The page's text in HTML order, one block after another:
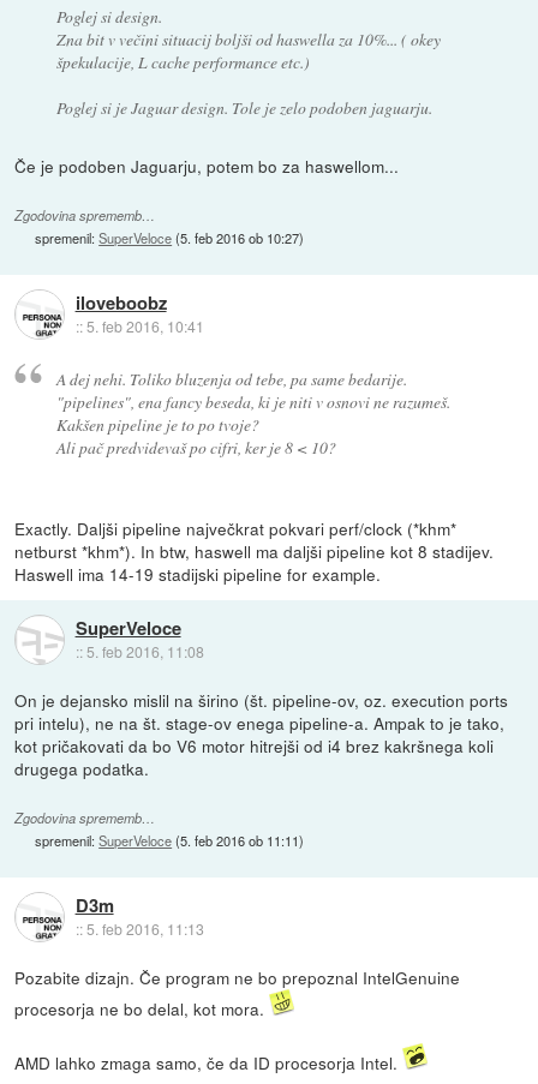
Poglej si design.
Zna bit v večini situacij boljši od haswella za 10%... ( okey
špekulacije, L cache performance etc.)
Poglej si je Jaguar design. Tole je zelo podoben jaguarju.
Če je podoben Jaguarju, potem bo za haswellom...
Zgodovina sprememb…
spremenil:SuperVeloce(5. feb 2016 ob 10:27)
iloveboobz
::5. feb 2016, 10:41
A dej nehi. Toliko bluzenja od tebe, pa same bedarije.
"pipelines", ena fancy beseda, ki je niti v osnovi ne razumeš.
Kakšen pipeline je to po tvoje?
Ali pač predvidevaš po cifri, ker je 8 < 10?
Exactly. Daljši pipeline največkrat pokvari perf/clock (*khm*
netburst *khm*). In btw, haswell ma daljši pipeline kot 8 stadijev.
Haswell ima 14-19 stadijski pipeline for example.
SuperVeloce
:: 5. feb 2016, 11:08
On je dejansko mislil na širino (št. pipeline-ov, oz. execution ports
pri intelu), ne na št. stage-ov enega pipeline-a. Ampak to je tako,
kot pričakovati da bo V6 motor hitrejši od i4 brez kakršnega koli
drugega podatka.
Zgodovina sprememb…
spremenil:SuperVeloce(5. feb 2016 ob 11:11)
D3m
::5. feb 2016, 11:13
Pozabite dizajn. Če program ne bo prepoznal IntelGenuine
procesorja ne bo delal, kot mora.
AMD lahko zmaga samo, če da ID procesorja Intel.